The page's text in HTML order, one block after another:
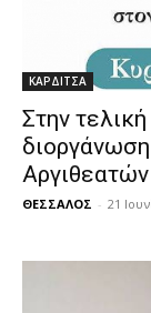
ΚΑΡΔΙΤΣΑ
Στην
Αργιθεατών
ΘΕΣΣΑΛΟΣ - 21